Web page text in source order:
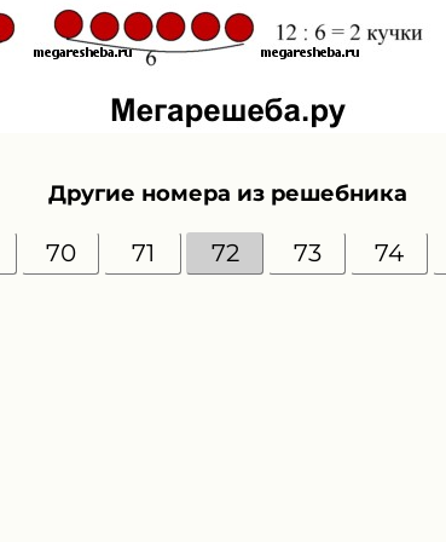
Другие номера из решебника
70 71 72 73 74